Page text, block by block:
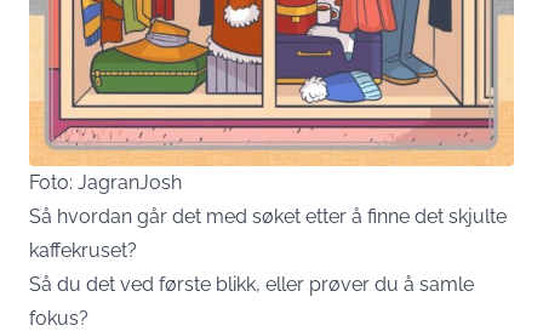
Foto: JagranJosh
Så hvordan går det med søket etter å finne det skjulte
kaffekruset?
Så du det ved første blikk, eller prøver du å samle
fokus?